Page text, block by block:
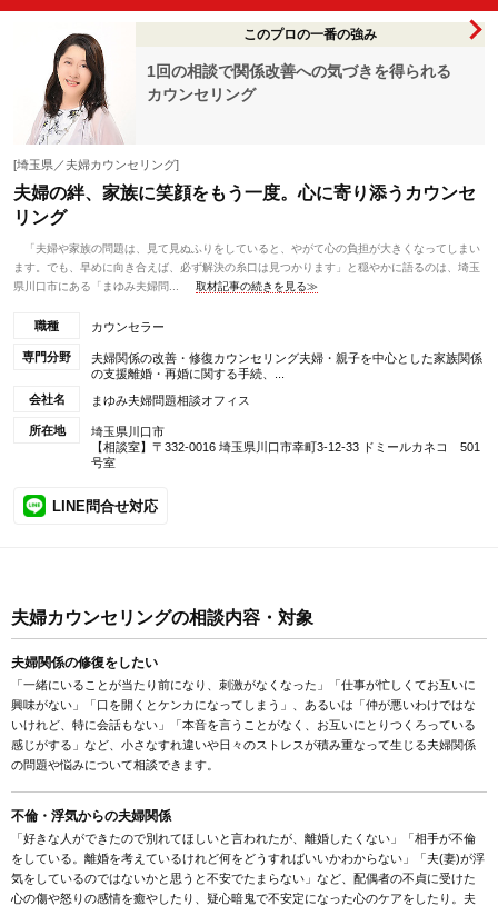
このプロの一番の強み
1回の相談で関係改善への気づきを得られる
カウンセリング
[埼玉県／夫婦カウンセリング]
夫婦の絆、家族に笑顔をもう一度。心に寄り添うカウンセ
リング
「夫婦や家族の問題は、見て見ぬふりをしていると、やがて心の負担が大きくなってしまい
ます。でも、早めに向き合えば、必ず解決の糸口は見つかります」と穏やかに語るのは、埼玉
県川口市にある「まゆみ夫婦問...
取材記事の続きを見る≫
職種 カウンセラー
専門分野
夫婦関係の改善・修復カウンセリング夫婦・親子を中心とした家族関係
の支援離婚・再婚に関する手続、...
会社名
まゆみ夫婦問題相談オフィス
所在地
埼玉県川口市
【相談室】〒332-0016 埼玉県川口市幸町3-12-33 ドミールカネコ 501
号室
LINE問合せ対応
夫婦カウンセリングの相談内容・対象
夫婦関係の修復をしたい
「一緒にいることが当たり前になり、刺激がなくなった」「仕事が忙しくてお互いに
興味がない」「口を開くとケンカになってしまう」、あるいは「仲が悪いわけではな
いけれど、特に会話もない」「本音を言うことがなく、お互いにとりつくろっている
感じがする」など、小さなすれ違いや日々のストレスが積み重なって生じる夫婦関係
の問題や悩みについて相談できます。
不倫・浮気からの夫婦関係
「好きな人ができたので別れてほしいと言われたが、離婚したくない」「相手が不倫
をしている。離婚を考えているけれど何をどうすればいいかわからない」「夫(妻)が浮
気をしているのではないかと思うと不安でたまらない」など、配偶者の不貞に受けた
心の傷や怒りの感情を癒やしたり、疑心暗鬼で不安定になった心のケアをしたり。夫